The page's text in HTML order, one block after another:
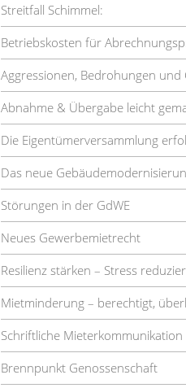
Streitfall Schimmel:
Betriebskosten für
Aggressionen, Bedrohungen
Abnahme & Übergabe leicht
Die Eigentümerversammlung
Das neue
Störungen in der GdWE
Neues Gewerbemietrecht
Resilienz stärken – Stress
Mietminderung – berechtigt,
Schriftliche Mieterkommunikation
Brennpunkt Genossenschaft